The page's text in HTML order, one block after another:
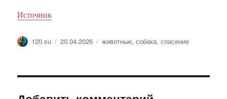
Источник
Автор
120.su Опубликовано
20.04.2026 Метки
животные,собака,спасение